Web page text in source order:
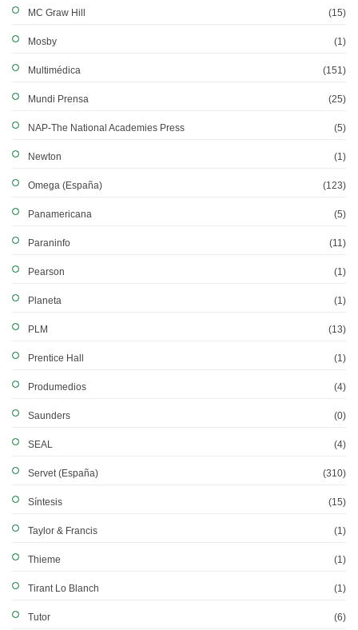
MC Graw Hill (15)
Mosby (1)
Multimédica (151)
Mundi Prensa (25)
NAP-The National Academies Press (5)
Newton (1)
Omega (España) (123)
Panamericana (5)
Paraninfo (11)
Pearson (1)
Planeta (1)
PLM (13)
Prentice Hall (1)
Produmedios (4)
Saunders (0)
SEAL (4)
Servet (España) (310)
Síntesis (15)
Taylor & Francis (1)
Thieme (1)
Tirant Lo Blanch (1)
Tutor (6)